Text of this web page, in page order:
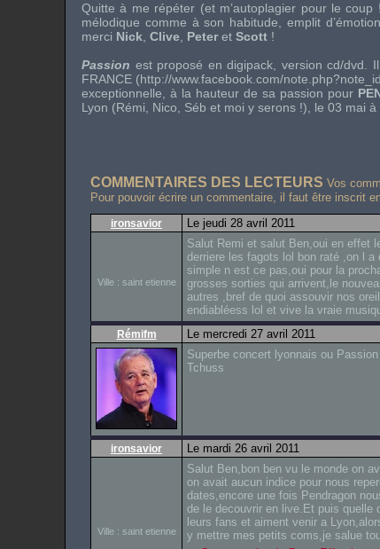
Quitte à me répéter (et m’autoplagier pour le
mélodique comme à son habitude, emplit
merci Nick Clive Peter et Scott !
Passion est proposé endigipack , versioncd/dvd .
FRANCE (http://www.facebook.com/
exceptionnelle, à la hauteur de sa passion pour
Lyon (Rémi, Nico, Séb et moi y serons !), le 03 mai
COMMENTAIRES DES LECTEURS Vos
Pour pouvoir écrire un commentaire, il faut être inscrit
ironsavior Le jeudi 28 avril 2011
Ville : saint etienne
Salut Remi et salut Ben,oui en effet
derriere les fagots lol bon raté ,on l
simple n est ce pas,oui pour la
grosses sorties qui arrivent,le
autres ,bref de quoi assouvir nos
endiabléess lol et vive la vraie
Rémifm
Le mercredi 27 avril 2011
Superbe concert lyonnais ou
Tchuss
ironsavior Le mardi 26 avril 2011
Ville : saint etienne
Salut Ben,bon ben vu le monde on
on avait aucun indice pour nous
dates,encore une fois Pendragon
de le decouvrir en live.Et puis quelle
leurs fans et aiment venir a
y mettre mes petits coms,je salue